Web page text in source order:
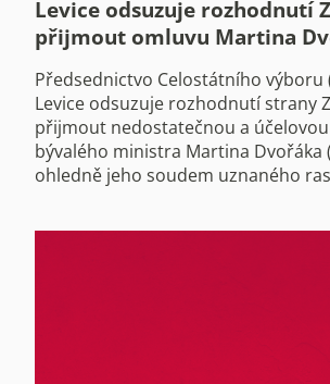
Levice odsuzuje rozhodnutí
přijmout omluvu Martina
Předsednictvo Celostátního výboru
Levice odsuzuje rozhodnutí strany
přijmout nedostatečnou a
bývalého ministra Martina Dvořáka
ohledně jeho soudem uznaného